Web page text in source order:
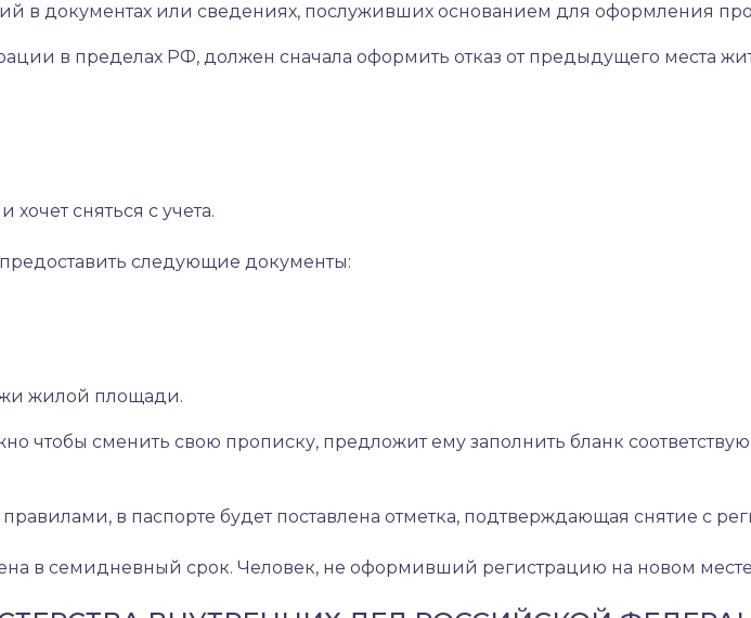
в документах или сведениях, послуживших основанием для оформления
в пределах РФ, должен сначала оформить отказ от предыдущего
сняться с учета.
следующие документы:
жилой площади.
чтобы сменить свою прописку, предложит ему заполнить бланк
в паспорте будет поставлена отметка, подтверждающая снятие с
в семидневный срок. Человек, не оформивший регистрацию на новом